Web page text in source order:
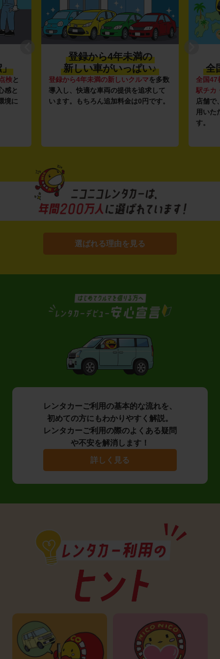
」
検と
感と
境に
登録から4年未満の
新しい車がいっぱい♪
登録から4年未満の新しいクルマを多数
導入し、快適な車両の提供を追求して
います。もちろん追加料金は0円です。
全
全国47
駅チカ
店舗で
用いた
す。
選ばれる理由を見る
レンタカーご利用の基本的な流れを、
初めての方にもわかりやすく解説。
レンタカーご利用の際のよくある疑問
や不安を解消します！
詳しく見る